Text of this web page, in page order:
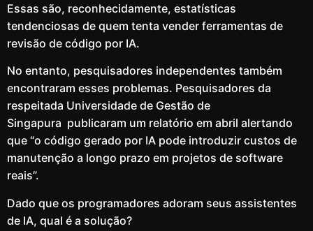
Essas são, reconhecidamente, estatísticas
tendenciosas de quem tenta vender ferramentas de
revisão de código por IA.
No entanto, pesquisadores independentes também
encontraram esses problemas. Pesquisadores da
respeitada Universidade de Gestão de
Singapura publicaram um relatório em abril alertando
que “o código gerado por IA pode introduzir custos de
manutenção a longo prazo em projetos de software
reais”.
Dado que os programadores adoram seus assistentes
de IA, qual é a solução?